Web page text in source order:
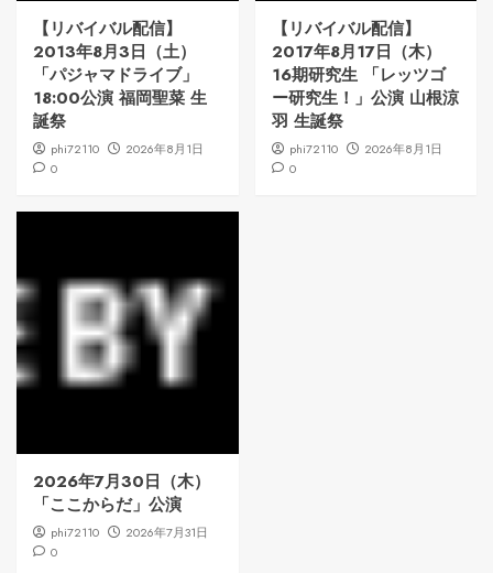
【リバイバル配信】
2013年8月3日（土）
「パジャマドライブ」
18:00公演 福岡聖菜 生
誕祭
phi72110
2026年8月1日
0
【リバイバル配信】
2017年8月17日（木）
16期研究生 「レッツゴ
ー研究生！」公演 山根涼
羽 生誕祭
phi72110
2026年8月1日
0
2026年7月30日（木）
「ここからだ」公演
phi72110
2026年7月31日
0